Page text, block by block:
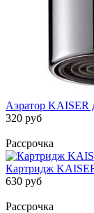
Аэратор KAISER
320 руб
Рассрочка
Картридж
630 руб
Рассрочка